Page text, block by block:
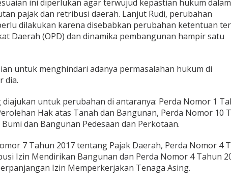
ini diperlukan agar terwujud kepastian hukum dalam
pajak dan retribusi daerah. Lanjut Rudi, perubahan
dilakukan karena disebabkan perubahan ketentuan
Daerah (OPD) dan dinamika pembangunan hampir satu
untuk menghindari adanya permasalahan hukum di
dia.
diajukan untuk perubahan di antaranya: Perda Nomor 1
Hak atas Tanah dan Bangunan, Perda Nomor 10
dan Bangunan Pedesaan dan Perkotaan.
7 Tahun 2017 tentang Pajak Daerah, Perda Nomor 4
Izin Mendirikan Bangunan dan Perda Nomor 4 Tahun
Izin Memperkerjakan Tenaga Asing.